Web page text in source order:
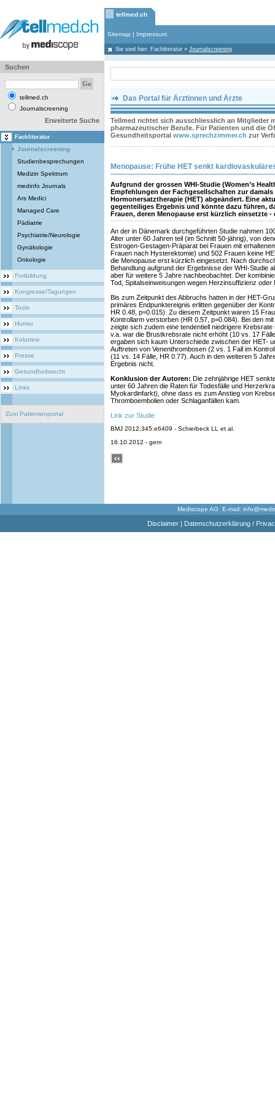
tellmed.ch
Sitemap | Impressum
Sie sind hier: Fachliteratur » Journalscreening
Suchen
tellmed.ch
Journalscreening
Erweiterte Suche
Fachliteratur
Journalscreening
Studienbesprechungen
Medizin Spektrum
medinfo Journals
Ars Medici
Managed Care
Pädiatrie
Psychiatrie/Neurologie
Gynäkologie
Onkologie
Fortbildung
Kongresse/Tagungen
Tools
Humor
Kolumne
Presse
Gesundheitsrecht
Links
Zum Patientenportal
Das Portal für Ärztinnen und Ärzte
Tellmed richtet sich ausschliesslich an Mitglieder
pharmazeutischer Berufe. Für Patienten und die
Gesundheitsportal www.sprechzimmer.ch zur
Menopause: Frühe HET senkt
Aufgrund der grossen WHI-Studie (Women’s
Empfehlungen der Fachgesellschaften zur
Hormonersatztherapie (HET) abgeändert. Eine
gegenteiliges Ergebnis und könnte dazu führen,
Frauen, deren Menopause erst kürzlich einsetzte -
An der in Dänemark durchgeführten Studie nahmen
Alter unter 60 Jahren teil (im Schnitt 50-jährig), von
Estrogen-Gestagen-Präparat bei Frauen mit
Frauen nach Hysterektomie) und 502 Frauen keine
die Menopause erst kürzlich eingesetzt. Nach
Behandlung aufgrund der Ergebnisse der WHI-Studie
aber für weitere 5 Jahre nachbeobachtet. Der
Tod, Spitalseinweisungen wegen Herzinsuffizienz oder
Bis zum Zeitpunkt des Abbruchs hatten in der HET-
primäres Endpunktereignis erlitten gegenüber der
HR 0.48, p=0.015). Zu diesem Zeitpunkt waren 15
Kontrollarm verstorben (HR 0.57, p=0.084). Bei den
zeigte sich zudem eine tendentiell niedrigere
v.a. war die Brustkrebsrate nicht erhöht (10 vs. 17
ergaben sich kaum Unterschiede zwischen der HET-
Auftreten von Venenthrombosen (2 vs. 1 Fall im
(11 vs. 14 Fälle, HR 0.77). Auch in den weiteren 5
Ergebnis nicht.
Konklusion der Autoren: Die zehnjährige HET
unter 60 Jahren die Raten für Todesfälle und
Myokardinfarkt), ohne dass es zum Anstieg von
Thromboembolien oder Schlaganfällen kam.
Link zur Studie
BMJ 2012;345:e6409 - Schierbeck LL et al.
16.10.2012 - gem
Mediscope AG E-mail:
Disclaimer| Datenschutzerklärung /